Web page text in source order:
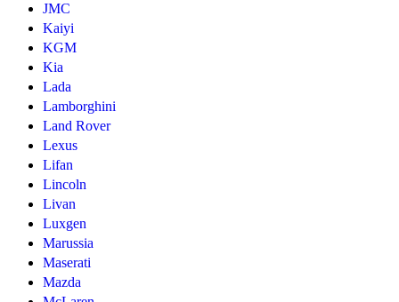
JMC
Kaiyi
KGM
Kia
Lada
Lamborghini
Land Rover
Lexus
Lifan
Lincoln
Livan
Luxgen
Marussia
Maserati
Mazda